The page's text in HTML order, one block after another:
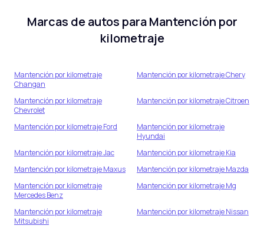
Marcas de autos paraMantención por
kilometraje
Mantención por kilometraje
Changan
Mantención por kilometrajeChery
Mantención por kilometraje
Chevrolet
Mantención por kilometrajeCitroen
Mantención por kilometrajeFord
Mantención por kilometraje
Hyundai
Mantención por kilometrajeJac Mantención por kilometrajeKia
Mantención por kilometrajeMaxus Mantención por kilometrajeMazda
Mantención por kilometraje
Mercedes Benz
Mantención por kilometrajeMg
Mantención por kilometraje
Mitsubishi
Mantención por kilometrajeNissan